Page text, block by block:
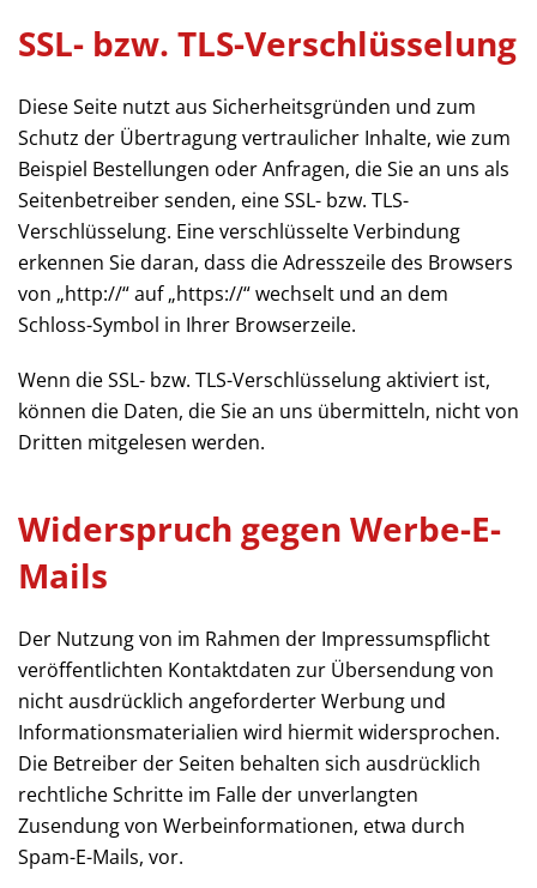
SSL- bzw. TLS-Verschlüsselung
Diese Seite nutzt aus Sicherheitsgründen und zum
Schutz der Übertragung vertraulicher Inhalte, wie zum
Beispiel Bestellungen oder Anfragen, die Sie an uns als
Seitenbetreiber senden, eine SSL- bzw. TLS-
Verschlüsselung. Eine verschlüsselte Verbindung
erkennen Sie daran, dass die Adresszeile des Browsers
von „http://“ auf „https://“ wechselt und an dem
Schloss-Symbol in Ihrer Browserzeile.
Wenn die SSL- bzw. TLS-Verschlüsselung aktiviert ist,
können die Daten, die Sie an uns übermitteln, nicht von
Dritten mitgelesen werden.
Widerspruch gegen Werbe-E-
Mails
Der Nutzung von im Rahmen der Impressumspflicht
veröffentlichten Kontaktdaten zur Übersendung von
nicht ausdrücklich angeforderter Werbung und
Informationsmaterialien wird hiermit widersprochen.
Die Betreiber der Seiten behalten sich ausdrücklich
rechtliche Schritte im Falle der unverlangten
Zusendung von Werbeinformationen, etwa durch
Spam-E-Mails, vor.